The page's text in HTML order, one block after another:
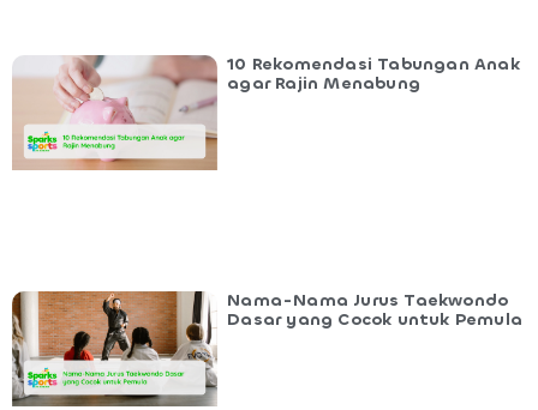
10 Rekomendasi Tabungan Anak
agar Rajin Menabung
Nama-Nama Jurus Taekwondo
Dasar yang Cocok untuk Pemula